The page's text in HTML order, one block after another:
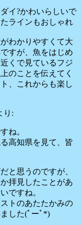
イ?かわいらしいで
ラインもおしゃれ
わかりやすくて大
すが、魚をはじめ
くで見ているフジ
のことを伝えてく
、これからも楽し
り:
ね。
高知県を見て、皆
と思うのですが、
拝見したことがあ
ですね。
トのあたたかみの
した(ﾟーﾟ*)